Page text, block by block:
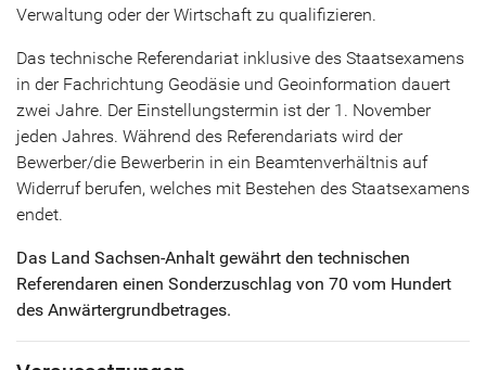
Verwaltung oder der Wirtschaft zu qualifizieren.
Das technische Referendariat inklusive des Staatsexamens
in der Fachrichtung Geodäsie und Geoinformation dauert
zwei Jahre. Der Einstellungstermin ist der 1. November
jeden Jahres. Während des Referendariats wird der
Bewerber/die Bewerberin in ein Beamtenverhältnis auf
Widerruf berufen, welches mit Bestehen des Staatsexamens
endet.
Das Land Sachsen-Anhalt gewährt den technischen
Referendaren einen Sonderzuschlag von 70 vom Hundert
des Anwärtergrundbetrages.